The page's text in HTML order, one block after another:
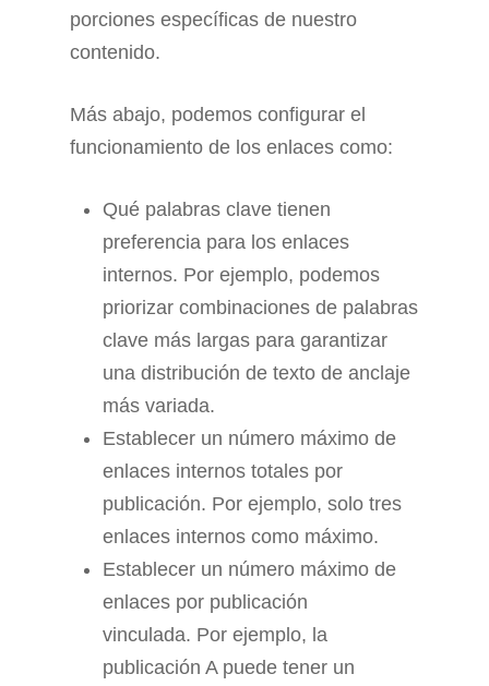
porciones específicas de nuestro
contenido.
Más abajo, podemos configurar el
funcionamiento de los enlaces como:
Qué palabras clave tienen
preferencia para los enlaces
internos. Por ejemplo, podemos
priorizar combinaciones de palabras
clave más largas para garantizar
una distribución de texto de anclaje
más variada.
Establecer un número máximo de
enlaces internos totales por
publicación. Por ejemplo, solo tres
enlaces internos como máximo.
Establecer un número máximo de
enlaces por publicación
vinculada. Por ejemplo, la
publicación A puede tener un